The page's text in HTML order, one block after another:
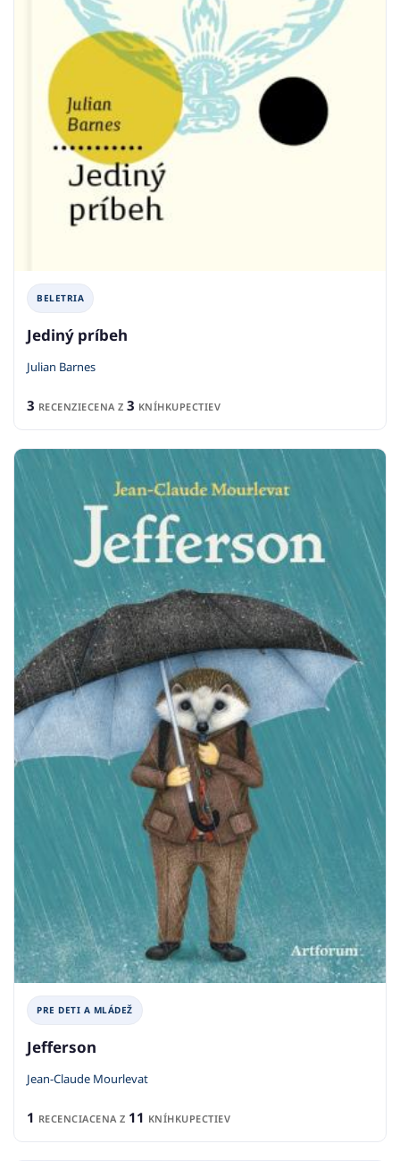
BELETRIA
Jediný príbeh
Julian Barnes
3 RECENZIECENA Z 3 KNÍHKUPECTIEV
PRE DETI A MLÁDEŽ
Jefferson
Jean-Claude Mourlevat
1 RECENCIACENA Z 11 KNÍHKUPECTIEV